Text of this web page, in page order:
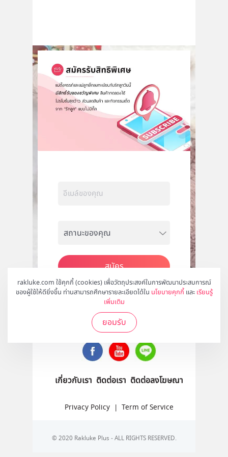
rakluke.com ใช้คุกกี้ (cookies) เพื่อวัตถุประสงค์ในการพัฒนาประสบการณ์
ของผู้ใช้ให้ดียิ่งขึ้น ท่านสามารถศึกษารายละเอียดได้ใน นโยบายคุกกี้ และ เรียนรู้
เพิ่มเติม
ยอมรับ
สมัคร
ติดตามเราได้ที่
เกี่ยวกับเรา ติดต่อเรา ติดต่อลงโฆษณา
Privacy Policy | Term of Service
© 2020 Rakluke Plus - ALL RIGHTS RESERVED.